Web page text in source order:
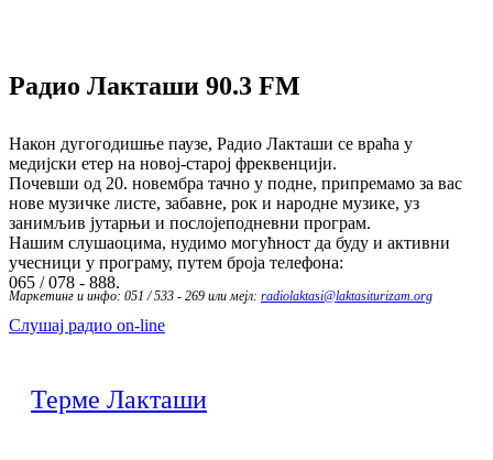
Радио Лакташи 90.3 FM
Након дугогодишње паузе, Радио Лакташи се враћа у
медијски етер на новој-старој фреквенцији.
Почевши од 20. новембра тачно у подне, припремамо за вас
нове музичке листе, забавне, рок и народне музике, уз
занимљив јутарњи и послојеподневни програм.
Нашим слушаоцима, нудимо могућност да буду и активни
учесници у програму, путем броја телефона:
065 / 078 - 888.
Маркетинг и инфо: 051 / 533 - 269 или мејл: radiolaktasi@laktasiturizam.org
Слушај радио on-line
Терме Лакташи